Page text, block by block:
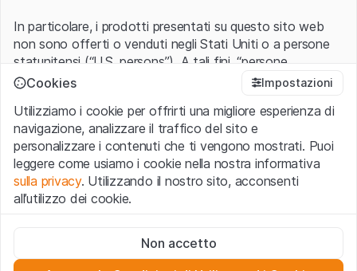
In particolare, i prodotti presentati su questo sito web
non sono offerti o venduti negli Stati Uniti o a persone
statunitensi (“U.S. persons”). A tali fini, “persone
statunitensi” vanno intese nel significato ad esse ascritto
1933 che include le persone residenti negli Stati Uniti
d’America, le società per azioni e le altre forme societarie
americane.
Condizioni di utilizzo e informazioni legali
Con l’accesso al sito web (di seguito, il “Sito”) si dichiara
avvertenze importanti e le condizioni di utilizzo ivi rese
Cookies Impostazioni
Utilizziamo i cookie per offrirti una migliore esperienza di
navigazione, analizzare il traffico del sito e
personalizzare i contenuti che ti vengono mostrati. Puoi
leggere come usiamo i cookie nella nostra informativa
sulla privacy. Utilizzando il nostro sito, acconsenti
all’utilizzo dei cookie.
Questi cookie sono necessari per il funzionamento del sito
web e non possono essere disattivati.
Non accetto